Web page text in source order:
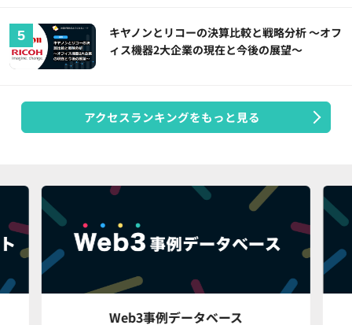
キヤノンとリコーの決算比較と戦略分析 ～オフ
ィス機器2大企業の現在と今後の展望～
アクセスランキングをもっと見る
Web3事例データベース